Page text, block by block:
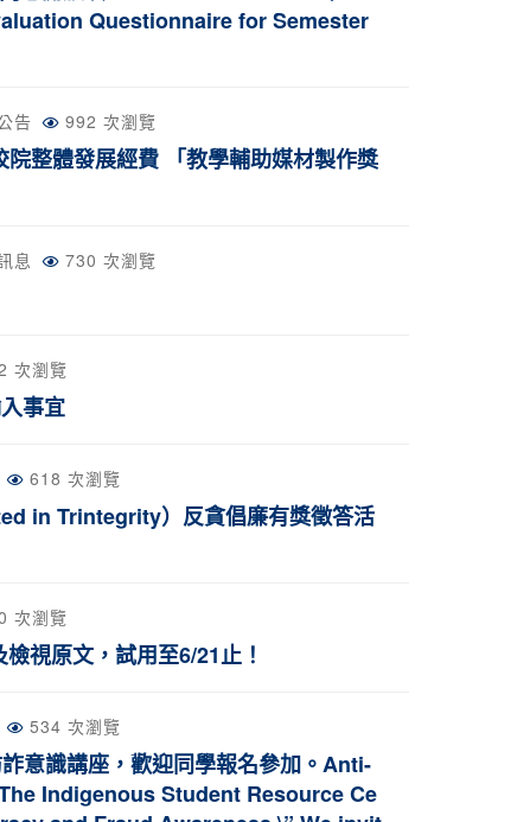
Questionnaire for Semester
告 992 次瀏覽
院整體發展經費 「教學輔助媒材製作獎
息 730 次瀏覽
次瀏覽
事宜
618 次瀏覽
in Trintegrity）反貪倡廉有獎徵答活
次瀏覽
視原文，試用至6/21止！
534 次瀏覽
意識講座，歡迎同學報名參加。Anti-
Indigenous Student Resource Ce